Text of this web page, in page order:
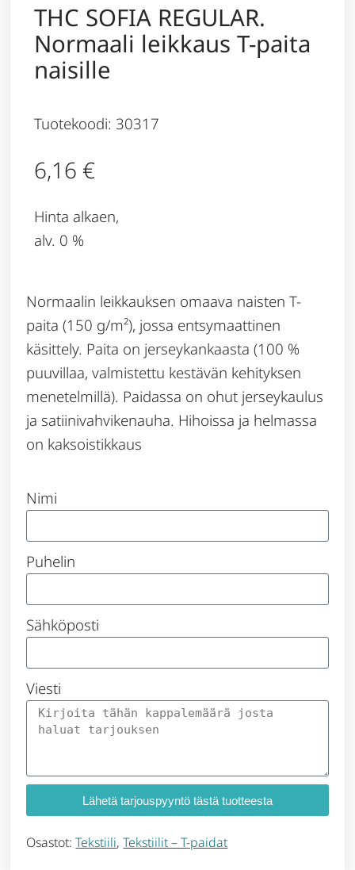
THC SOFIA REGULAR.
Normaali leikkaus T-paita
naisille
Tuotekoodi: 30317
6,16 €
Hinta alkaen,
alv. 0 %
Normaalin leikkauksen omaava naisten T-
paita (150 g/m²), jossa entsymaattinen
käsittely. Paita on jerseykankaasta (100 %
puuvillaa, valmistettu kestävän kehityksen
menetelmillä). Paidassa on ohut jerseykaulus
ja satiinivahvikenauha. Hihoissa ja helmassa
on kaksoistikkaus
Nimi
Puhelin
Sähköposti
Viesti
Lähetä tarjouspyyntö tästä tuotteesta
Osastot:Tekstiili,Tekstiilit – T-paidat